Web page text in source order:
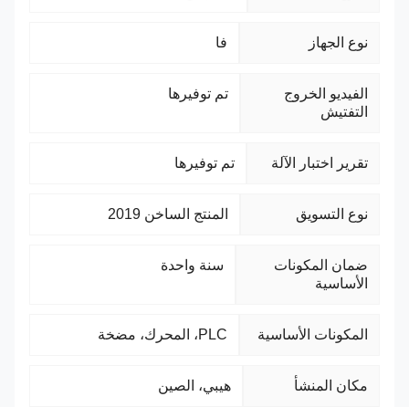
نوع الجهاز
الفيديو الخروج
التفتيش
تم توفيرها
تقرير اختبار الآلة تم توفيرها
نوع التسويق المنتج الساخن 2019
ضمان المكونات
الأساسية
سنة واحدة
المكونات الأساسية
مكان المنشأ هيبي، الصين